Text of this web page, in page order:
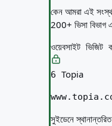
কেন আমরা এই
200+ ভিসা বিভাগ
ওয়েবসাইট ভিজিট
6 Topia
সুইডেনে